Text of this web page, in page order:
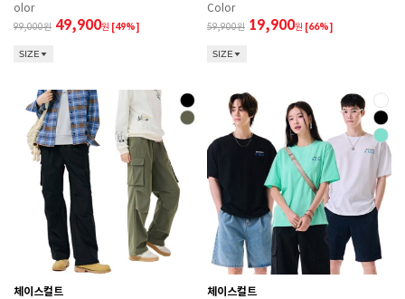
olor
99,000 49,900원 [49%]
SIZE
Color
59,900 19,900원 [66%]
SIZE
체이스컬트
체이스컬트